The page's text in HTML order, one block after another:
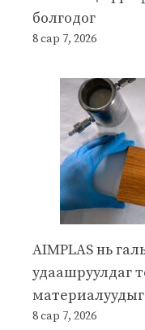
болгодог
8 сар 7, 2026
AIMPLAS нь
удаашруулдаг
материалуудыг
8 сар 7, 2026